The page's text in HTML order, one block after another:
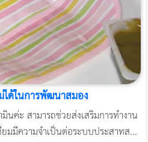
ด้ในการพัฒนาสมอง
ค่ะ สามารถช่วยส่งเสริมการทำงาน
มมีความจำเป็นต่อระบบประสาทส...